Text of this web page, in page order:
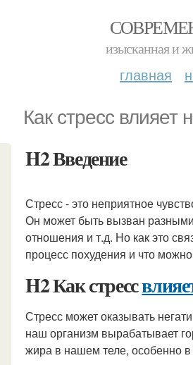
изысканная и
главная
Как стресс влияет
H2 Введение
Стресс - это неприятное
Он может быть вызван
отношения и т.д. Но как это
процесс похудения и что
H2 Как стресс
Стресс может оказывать
наш организм вырабатывает
жира в нашем теле, особенно в